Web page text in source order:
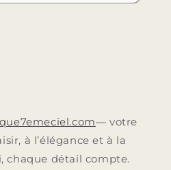
— votre
à l’élégance et à la
chaque détail compte.